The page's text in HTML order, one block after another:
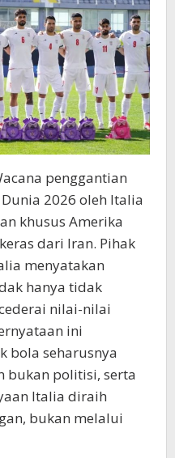
penggantian
2026 oleh Italia
khusus Amerika
dari Iran. Pihak
menyatakan
hanya tidak
nilai-nilai
ini
bola seharusnya
bukan politisi, serta
Italia diraih
bukan melalui